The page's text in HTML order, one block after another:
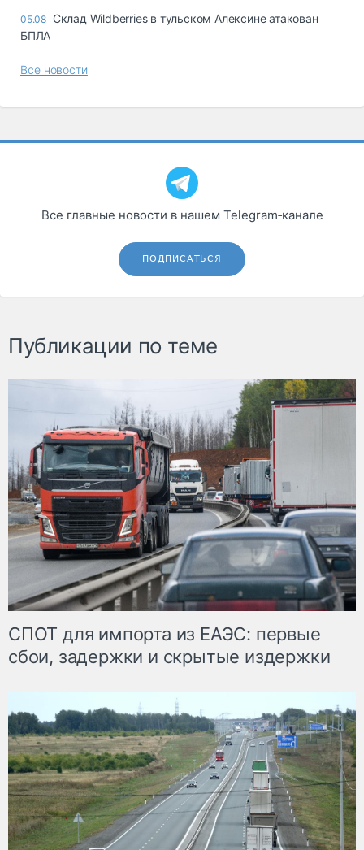
05.08 Склад Wildberries в тульском Алексине атакован
БПЛА
Все новости
Все главные новости в нашем Telegram‑канале
ПОДПИСАТЬСЯ
Публикации по теме
СПОТ для импорта из ЕАЭС: первые
сбои, задержки и скрытые издержки